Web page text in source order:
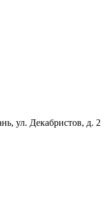
ул. Декабристов, д. 2